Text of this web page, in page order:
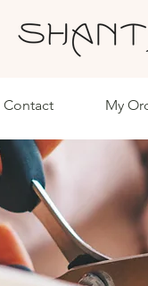
Contact My